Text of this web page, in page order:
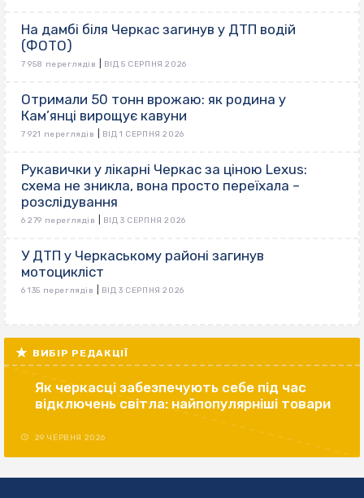
На дамбі біля Черкас загинув у ДТП водій
(ФОТО)
7 958 переглядів ВІД 5 СЕРПНЯ 2026
Отримали 50 тонн врожаю: як родина у
Кам’янці вирощує кавуни
7 921 переглядів ВІД 1 СЕРПНЯ 2026
Рукавички у лікарні Черкас за ціною Lexus:
схема не зникла, вона просто переїхала –
розслідування
6 279 переглядів ВІД 3 СЕРПНЯ 2026
У ДТП у Черкаському районі загинув
мотоцикліст
6 135 переглядів ВІД 3 СЕРПНЯ 2026
ВИБІР РЕДАКЦІЇ
Як черкасці забезпечують себе під час
відключень світла: найпопулярніші товари
29 ЧЕРВНЯ 2026